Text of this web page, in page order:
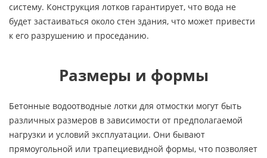
систему. Конструкция лотков гарантирует, что вода не
будет застаиваться около стен здания, что может привести
к его разрушению и проседанию.
Размеры и формы
Бетонные водоотводные лотки для отмостки могут быть
различных размеров в зависимости от предполагаемой
нагрузки и условий эксплуатации. Они бывают
прямоугольной или трапециевидной формы, что позволяет